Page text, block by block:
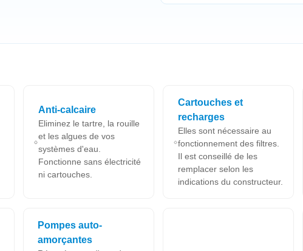
Anti-calcaire
Eliminez le tartre, la rouille
et les algues de vos
systèmes d'eau.
Fonctionne sans électricité
ni cartouches.
Cartouches et
recharges
Elles sont nécessaire au
fonctionnement des filtres.
Il est conseillé de les
remplacer selon les
indications du constructeur.
Pompes auto-
amorçantes